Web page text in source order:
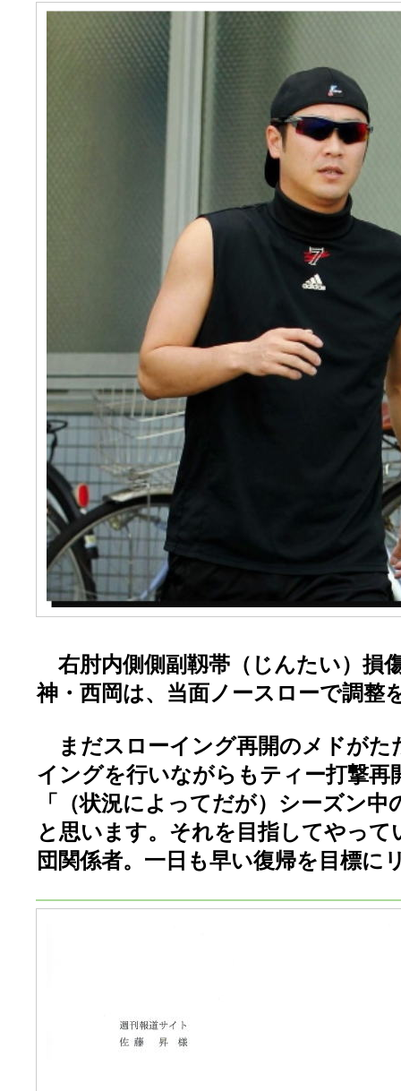
右肘内側側副靱帯（じんたい）損
神・西岡は、当面ノースローで調整
まだスローイング再開のメドがた
イングを行いながらもティー打撃再
「（状況によってだが）シーズン
と思います。それを目指してやって
団関係者。一日も早い復帰を目標に